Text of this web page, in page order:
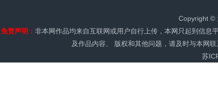
Copyright ©
免责声明： 非本网作品均来自互联网或用户自行上传，本网只起到信息
及作品内容、 版权和其他问题，请及时与本网
苏